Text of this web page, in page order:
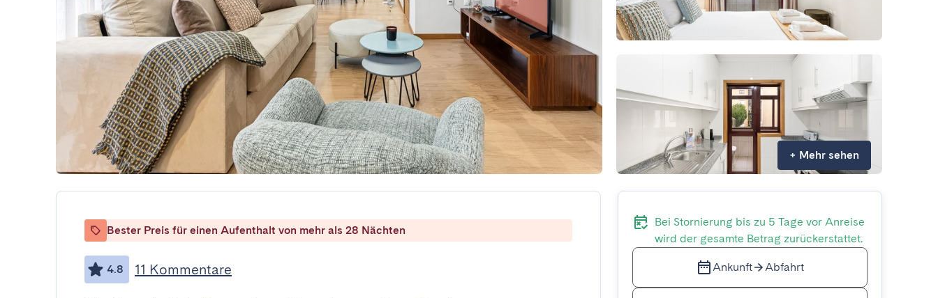
+ Mehr sehen
Bester Preis für einen Aufenthalt von mehr als 28 Nächten
4.8 11 Kommentare
Bei Stornierung bis zu 5 Tage vor Anreise
wird der gesamte Betrag zurückerstattet.
Ankunft Abfahrt